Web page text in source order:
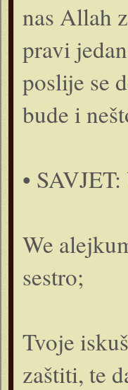
nas Allah
pravi
poslije se
bude i
•
We
sestro;
Tvoje
zaštiti, te